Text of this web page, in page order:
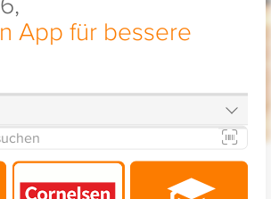
App für bessere